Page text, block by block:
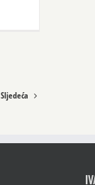
Sljedeća